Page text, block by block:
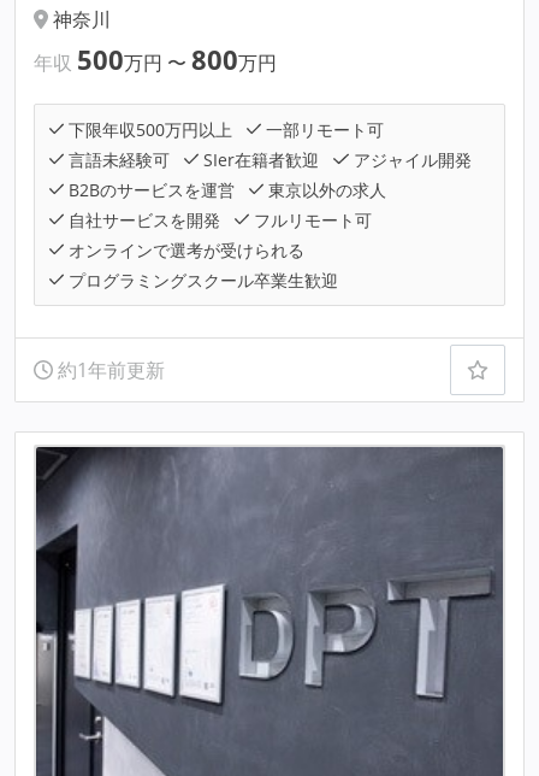
神奈川
年収 500万円 〜 800万円
下限年収500万円以上
一部リモート可
言語未経験可
SIer在籍者歓迎
アジャイル開発
B2Bのサービスを運営
東京以外の求人
自社サービスを開発
フルリモート可
オンラインで選考が受けられる
プログラミングスクール卒業生歓迎
約1年前更新